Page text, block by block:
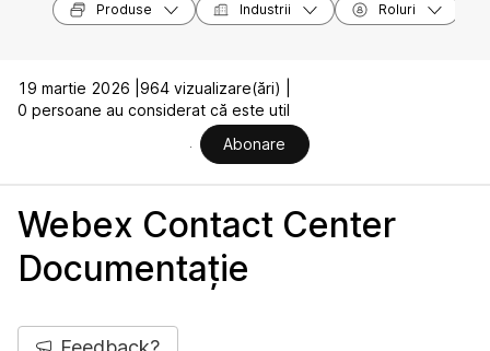
Produse Industrii Roluri
19 martie 2026 | 964 vizualizare(ări) |
0 persoane au considerat că este util
Abonare
Webex Contact Center
Documentație